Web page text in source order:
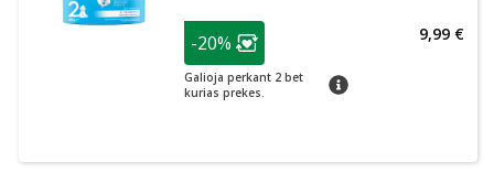
patarimas
Lojalumo klubo narių nuolaida
-20%
Galioja perkant 2 bet
kurias prekes.
patarimas
9,99 €